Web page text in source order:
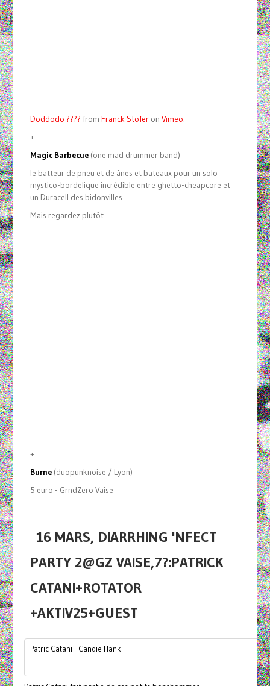
Doddodo ???? from Franck Stoferon Vimeo.
+
Magic Barbecue(one mad drummer band)
le batteur de pneu et de ânes et bateaux pour un solo
mystico-bordelique incrédible entre ghetto-cheapcore et
un Duracell des bidonvilles.
Mais regardez plutôt…
+
Burne(duopunknoise / Lyon)
5 euro - GrndZero Vaise
16 MARS, DIARRHING 'NFECT
PARTY 2@GZ VAISE,7?:PATRICK
CATANI+ROTATOR
+AKTIV25+GUEST
Patric Catani - Candie Hank